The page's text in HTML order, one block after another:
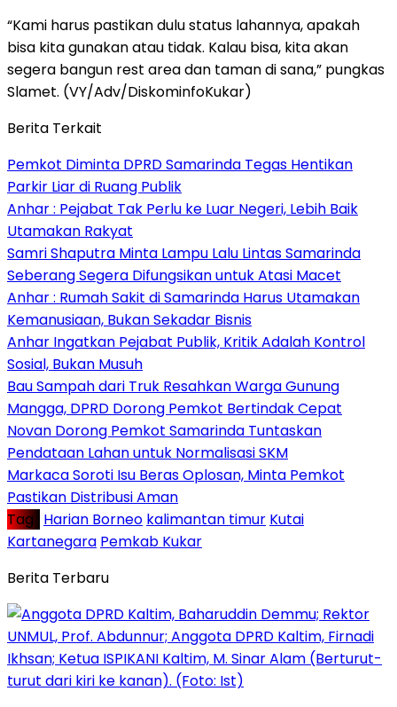
“Kami harus pastikan dulu status lahannya, apakah
bisa kita gunakan atau tidak. Kalau bisa, kita akan
segera bangun rest area dan taman di sana,” pungkas
Slamet. (VY/Adv/DiskominfoKukar)
Berita Terkait
Pemkot Diminta DPRD Samarinda Tegas Hentikan
Parkir Liar di Ruang Publik
Anhar : Pejabat Tak Perlu ke Luar Negeri, Lebih Baik
Utamakan Rakyat
Samri Shaputra Minta Lampu Lalu Lintas Samarinda
Seberang Segera Difungsikan untuk Atasi Macet
Anhar : Rumah Sakit di Samarinda Harus Utamakan
Kemanusiaan, Bukan Sekadar Bisnis
Anhar Ingatkan Pejabat Publik, Kritik Adalah Kontrol
Sosial, Bukan Musuh
Bau Sampah dari Truk Resahkan Warga Gunung
Mangga, DPRD Dorong Pemkot Bertindak Cepat
Novan Dorong Pemkot Samarinda Tuntaskan
Pendataan Lahan untuk Normalisasi SKM
Markaca Soroti Isu Beras Oplosan, Minta Pemkot
Pastikan Distribusi Aman
Tag : Harian Borneo kalimantan timur Kutai
Kartanegara Pemkab Kukar
Berita Terbaru